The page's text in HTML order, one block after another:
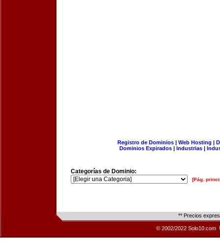
Registro de Dominios| Web Hosting |
Dominios Expirados | Industrias |
Categorías de Dominio:
[Pág.
** Precios
© 2002/2022 Solo10.com